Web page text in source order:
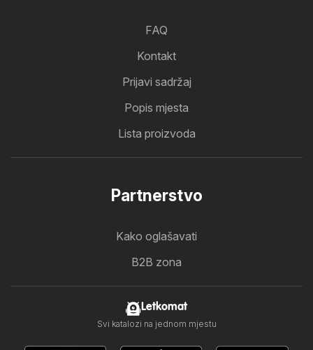
FAQ
Kontakt
Prijavi sadržaj
Popis mjesta
Lista proizvoda
Partnerstvo
Kako oglašavati
B2B zona
Letkomat
Svi katalozi na jednom mjestu